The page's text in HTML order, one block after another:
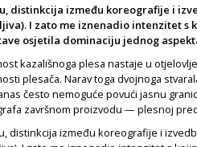
distinkcija između koreografije i
I zato me iznenadio intenzitet s
osjetila dominaciju jednog
kazališnoga plesa nastaje u
plesača. Narav toga dvojnoga
često nemoguće povući jasnu
završnom proizvodu — plesnoj
distinkcija između koreografije i